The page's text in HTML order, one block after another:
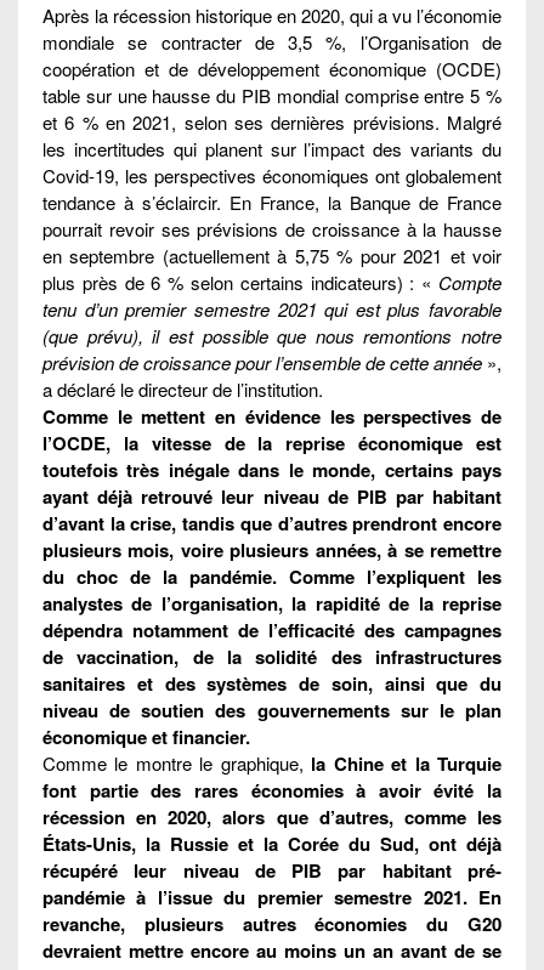
Après la récession historique en 2020, qui a vu l’économie
mondiale se contracter de 3,5 %, l’Organisation de
coopération et de développement économique (OCDE)
table sur une hausse du PIB mondial comprise entre 5 %
et 6 % en 2021, selon ses dernières prévisions. Malgré
les incertitudes qui planent sur l’impact des variants du
Covid-19, les perspectives économiques ont globalement
tendance à s’éclaircir. En France, la Banque de France
pourrait revoir ses prévisions de croissance à la hausse
en septembre (actuellement à 5,75 % pour 2021 et voir
plus près de 6 % selon certains indicateurs) : « Compte
tenu d’un premier semestre 2021 qui est plus favorable
(que prévu), il est possible que nous remontions notre
prévision de croissance pour l’ensemble de cette année »,
a déclaré le directeur de l’institution.
Comme le mettent en évidence les perspectives de
l’OCDE, la vitesse de la reprise économique est
toutefois très inégale dans le monde, certains pays
ayant déjà retrouvé leur niveau de PIB par habitant
d’avant la crise, tandis que d’autres prendront encore
plusieurs mois, voire plusieurs années, à se remettre
du choc de la pandémie. Comme l’expliquent les
analystes de l’organisation, la rapidité de la reprise
dépendra notamment de l’efficacité des campagnes
de vaccination, de la solidité des infrastructures
sanitaires et des systèmes de soin, ainsi que du
niveau de soutien des gouvernements sur le plan
économique et financier.
Comme le montre le graphique, la Chine et la Turquie
font partie des rares économies à avoir évité la
récession en 2020, alors que d’autres, comme les
États-Unis, la Russie et la Corée du Sud, ont déjà
récupéré leur niveau de PIB par habitant pré-
pandémie à l’issue du premier semestre 2021. En
revanche, plusieurs autres économies du G20
devraient mettre encore au moins un an avant de se